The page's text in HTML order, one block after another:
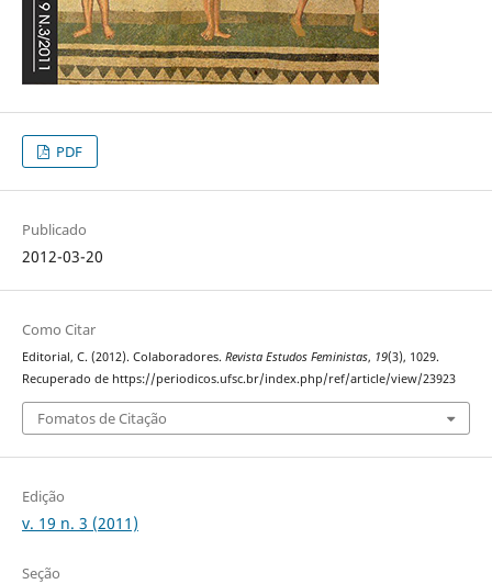
PDF
Publicado
2012-03-20
Como Citar
Editorial, C. (2012). Colaboradores. Revista Estudos Feministas, 19(3), 1029.
Recuperado de https://periodicos.ufsc.br/index.php/ref/article/view/23923
Fomatos de Citação
Edição
v. 19 n. 3 (2011)
Seção